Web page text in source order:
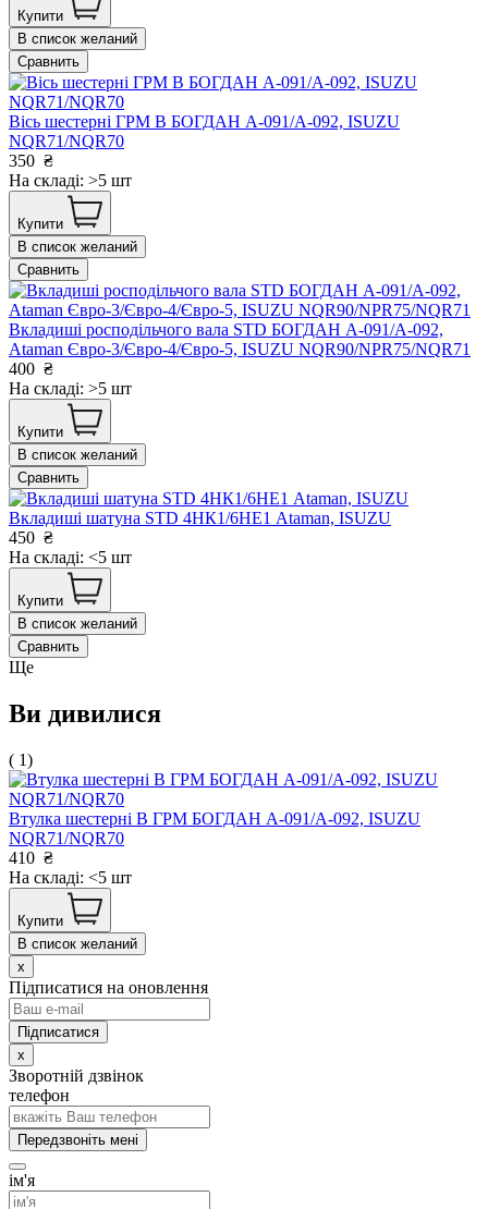
Купити
В список желаний
Сравнить
Вісь шестерні ГРМ В БОГДАН А-091/А-092, ISUZU
NQR71/NQR70
350 ₴
На складі: >5 шт
Купити
В список желаний
Сравнить
Вкладиші росподільчого вала STD БОГДАН А-091/А-092,
Ataman Євро-3/Євро-4/Євро-5, ISUZU NQR90/NPR75/NQR71
400 ₴
На складі: >5 шт
Купити
В список желаний
Сравнить
Вкладиші шатуна STD 4НК1/6НЕ1 Ataman, ISUZU
450 ₴
На складі: <5 шт
Купити
В список желаний
Сравнить
Ще
Ви дивилися
( 1)
Втулка шестерні В ГРМ БОГДАН А-091/А-092, ISUZU
NQR71/NQR70
410 ₴
На складі: <5 шт
Купити
В список желаний
x
Підписатися на оновлення
x
Зворотній дзвінок
телефон
Передзвоніть мені
ім'я